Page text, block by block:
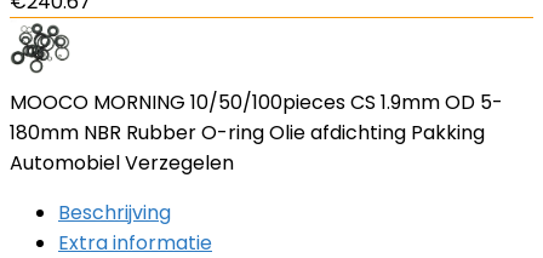
MOOCO MORNING 10/50/100pieces CS 1.9mm OD 5-
180mm NBR Rubber O-ring Olie afdichting Pakking
Automobiel Verzegelen
Beschrijving
Extra informatie